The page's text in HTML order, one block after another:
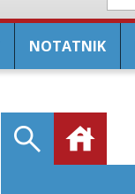
NOTATNIK